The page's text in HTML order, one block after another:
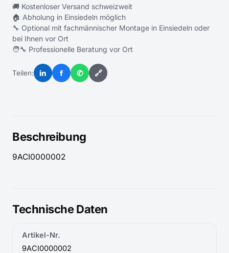
🚚 Kostenloser Versand schweizweit
🏠 Abholung in Einsiedeln möglich
🔧 Optional mit fachmännischer Montage in Einsiedeln oder
bei Ihnen vor Ort
🧑‍🔧 Professionelle Beratung vor Ort
Teilen: in f ✆ 🔗
Beschreibung
9ACI0000002
Technische Daten
Artikel-Nr.
9ACI0000002